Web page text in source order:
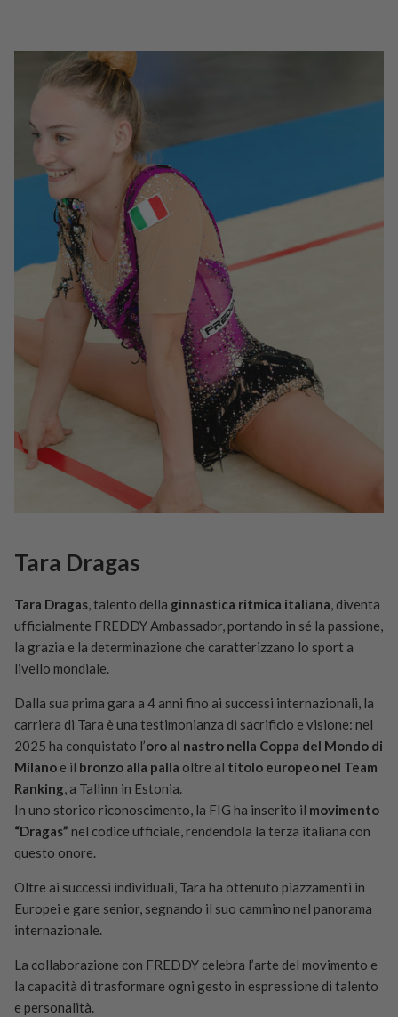
Tara Dragas
Tara Dragas, talento della ginnastica ritmica italiana, diventa
ufficialmente FREDDY Ambassador, portando in sé la passione,
la grazia e la determinazione che caratterizzano lo sport a
livello mondiale.
Dalla sua prima gara a 4 anni fino ai successi internazionali, la
carriera di Tara è una testimonianza di sacrificio e visione: nel
2025 ha conquistato l’oro al nastro nella Coppa del Mondo di
Milano e il bronzo alla palla oltre al titolo europeo nel Team
Ranking, a Tallinn in Estonia.
In uno storico riconoscimento, la FIG ha inserito il movimento
“Dragas” nel codice ufficiale, rendendola la terza italiana con
questo onore.
Oltre ai successi individuali, Tara ha ottenuto piazzamenti in
Europei e gare senior, segnando il suo cammino nel panorama
internazionale.
La collaborazione con FREDDY celebra l’arte del movimento e
la capacità di trasformare ogni gesto in espressione di talento
e personalità.